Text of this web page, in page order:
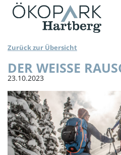
VERANSTALTUNGSRÄUME BUCHEN
Zurück zur Übersicht
DER WEISSE
23.10.2023